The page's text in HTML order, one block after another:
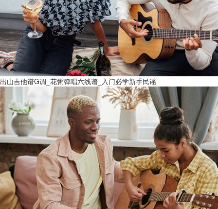
出山吉他谱G调_花粥弹唱六线谱_入门必学新手民谣